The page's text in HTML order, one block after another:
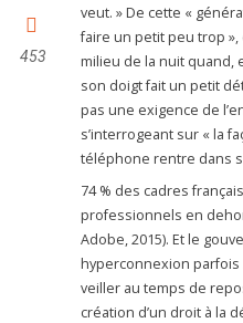
453
veut. » De cette «
faire un petit peu trop
milieu de la nuit quand,
son doigt fait un petit
pas une exigence de
s’interrogeant sur « la
téléphone rentre dans
74 % des cadres
professionnels en
Adobe, 2015). Et le
hyperconnexion
veiller au temps de
création d’un droit à la